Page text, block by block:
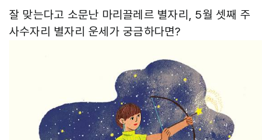
잘 맞는다고 소문난 마리끌레르 별자리, 5월 셋째 주
사수자리 별자리 운세가 궁금하다면?